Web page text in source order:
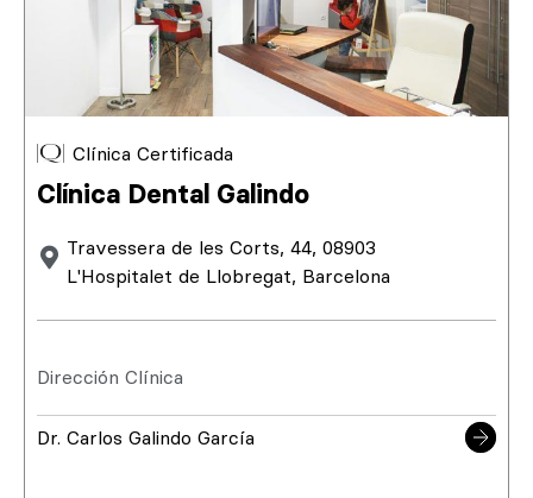
Clínica Certificada
Clínica Dental Galindo
Travessera de les Corts, 44, 08903
L'Hospitalet de Llobregat, Barcelona
Dirección Clínica
Dr. Carlos Galindo García